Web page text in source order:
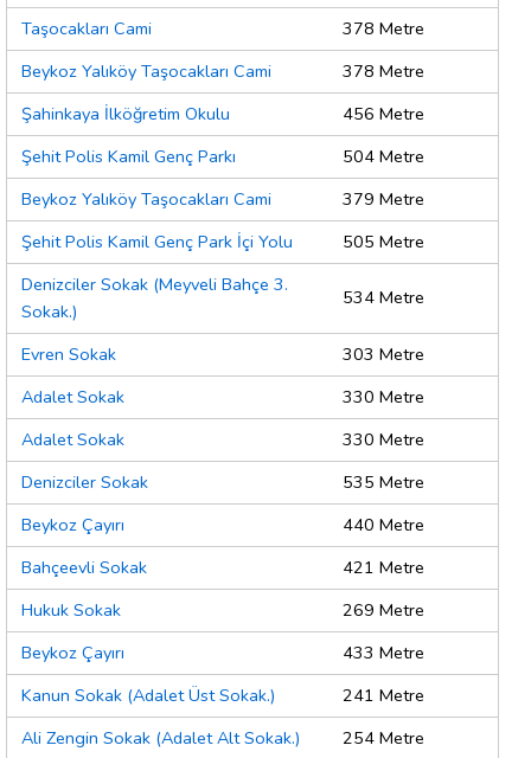
Taşocakları Cami
378 Metre
Beykoz Yalıköy Taşocakları Cami
378 Metre
Şahinkaya İlköğretim Okulu
456 Metre
Şehit Polis Kamil Genç Parkı
504 Metre
Beykoz Yalıköy Taşocakları Cami
379 Metre
Şehit Polis Kamil Genç Park İçi Yolu
505 Metre
Denizciler Sokak (Meyveli Bahçe 3.
Sokak.)
534 Metre
Evren Sokak
303 Metre
Adalet Sokak
330 Metre
Adalet Sokak
330 Metre
Denizciler Sokak
535 Metre
Beykoz Çayırı
440 Metre
Bahçeevli Sokak
421 Metre
Hukuk Sokak
269 Metre
Beykoz Çayırı
433 Metre
Kanun Sokak (Adalet Üst Sokak.)
241 Metre
Ali Zengin Sokak (Adalet Alt Sokak.)
254 Metre